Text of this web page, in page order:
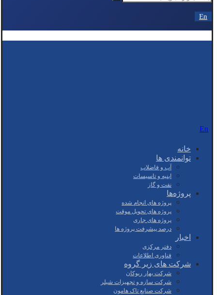
En
En
خانه
توانمندی ها
آب و فاضلاب
ابنیه و تاسیسات
نفت و گاز
پروژه‌ها
پروژه های انجام شده
پروژه های تحویل موقت
پروژه های جاری
درصد پیشرفت پروژه ها
اخبار
دفتر مرکزی
فناوری اطلاعات
شرکت های زیر گروه
شرکت بهار ریوکان
شرکت سازه و تجهیزات شیلر
شرکت صنایع تاک هامون